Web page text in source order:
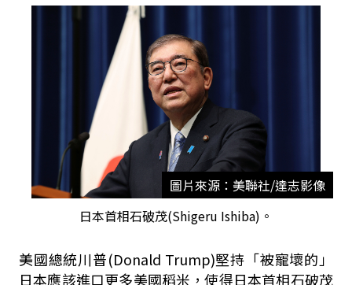
圖片來源：美聯社/達志影像
日本首相石破茂(Shigeru Ishiba)。
美國總統川普(Donald Trump)堅持「被寵壞的」
日本應該進口更多美國稻米，使得日本首相石破茂